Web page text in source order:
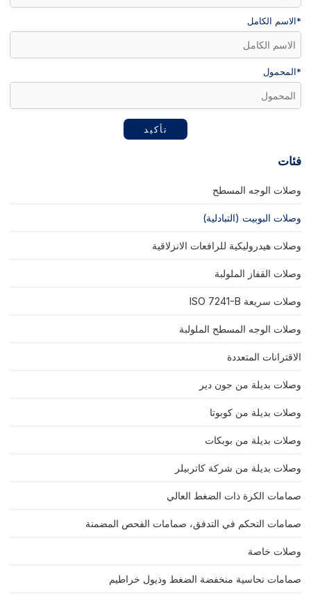
*الاسم الكامل
* المحمول
تأكيد
فئات
وصلات الوجه المسطح
وصلات البوبيت (التبادلية)
وصلات هيدروليكية للرافعات الانزلاقية
وصلات القفاز الملولبة
وصلات سريعة ISO 7241-B
وصلات الوجه المسطح الملولبة
الاقترانات المتعددة
وصلات بديلة من جون دير
وصلات بديلة من كوبوتا
وصلات بديلة من بوبكات
وصلات بديلة من شركة كاتربيلر
صمامات الكرة ذات الضغط العالي
صمامات التحكم في التدفق، صمامات الفحص المضمنة
وصلات خاصة
صمامات نحاسية منخفضة الضغط وذيول خراطيم